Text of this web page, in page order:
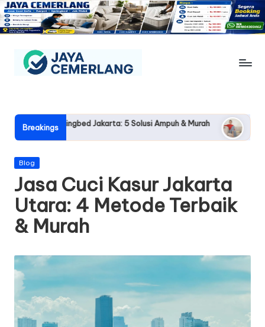
Skip
content
y
a
C
e
m
e
rl
a
n
g
Sofa,
Karpet,
Springbed
Jok
Mobil
Jogja
Breakings
Jakarta: 5 Solusi Ampuh & Murah Jasa Cuci Sofa
2026-05-21
Posted
Blog
Jasa Cuci Kasur Jakarta
Utara: 4 Metode Terbaik
& Murah